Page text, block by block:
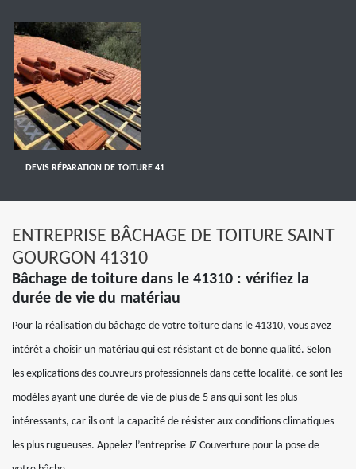
DEVIS RÉPARATION DE TOITURE 41
ENTREPRISE BÂCHAGE DE TOITURE SAINT
GOURGON 41310
Bâchage de toiture dans le 41310 : vérifiez la
durée de vie du matériau
Pour la réalisation du bâchage de votre toiture dans le 41310, vous avez
intérêt a choisir un matériau qui est résistant et de bonne qualité. Selon
les explications des couvreurs professionnels dans cette localité, ce sont les
modèles ayant une durée de vie de plus de 5 ans qui sont les plus
intéressants, car ils ont la capacité de résister aux conditions climatiques
les plus rugueuses. Appelez l’entreprise JZ Couverture pour la pose de